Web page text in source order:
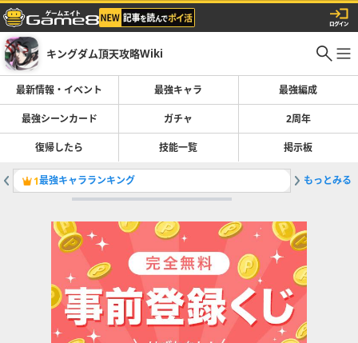
キングダム頂天攻略Wiki
最新情報・イベント 最強キャラ 最強編成
最強シーンカード ガチャ 2周年
復帰したら 技能一覧 掲示板
1最強キャラランキング 2［戦い
もっとみる